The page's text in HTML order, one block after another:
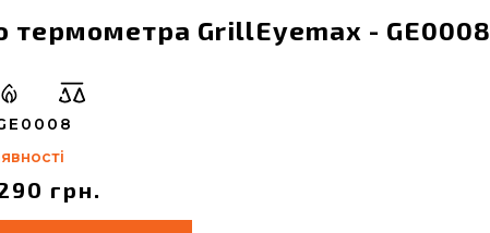
термометра GrillEyemax - GE0008
грн.